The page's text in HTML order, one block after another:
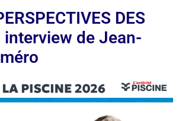
DES
interview de Jean-